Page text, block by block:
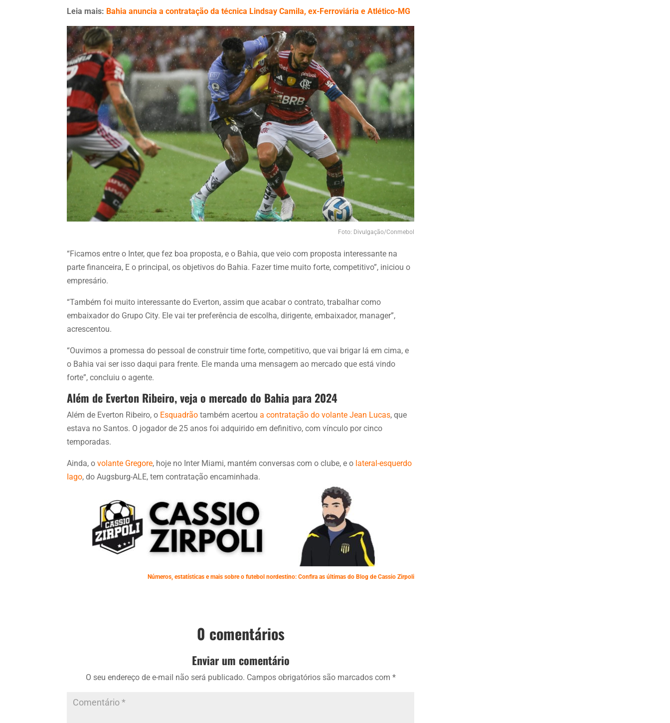
Leia mais: Bahia anuncia a contratação da técnica Lindsay Camila, ex-Ferroviária e Atlético-MG
Foto: Divulgação/Conmebol
“Ficamos entre o Inter, que fez boa proposta, e o Bahia, que veio com proposta interessante na
parte financeira, E o principal, os objetivos do Bahia. Fazer time muito forte, competitivo”, iniciou o
empresário.
“Também foi muito interessante do Everton, assim que acabar o contrato, trabalhar como
embaixador do Grupo City. Ele vai ter preferência de escolha, dirigente, embaixador, manager”,
acrescentou.
“Ouvimos a promessa do pessoal de construir time forte, competitivo, que vai brigar lá em cima, e
o Bahia vai ser isso daqui para frente. Ele manda uma mensagem ao mercado que está vindo
forte”, concluiu o agente.
Além de Everton Ribeiro, veja o mercado do Bahia para 2024
Além de Everton Ribeiro, o Esquadrão também acertoua contratação do volante Jean Lucas, que
estava no Santos. O jogador de 25 anos foi adquirido em definitivo, com vínculo por cinco
temporadas.
Ainda, ovolante Gregore, hoje no Inter Miami, mantém conversas com o clube, e o lateral-esquerdo
Iago, do Augsburg-ALE, tem contratação encaminhada.
Números, estatísticas e mais sobre o futebol nordestino: Confira as últimas do Blog de Cassio Zirpoli
0 comentários
Enviar um comentário
O seu endereço de e-mail não será publicado. Campos obrigatórios são marcados com *